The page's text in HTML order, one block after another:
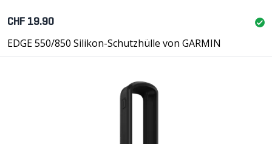
CHF 19.90
EDGE 550/850 Silikon-Schutzhülle von GARMIN